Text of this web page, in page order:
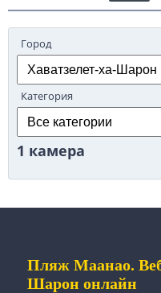
Город
Категория
1 камера
Пляж Маанао.
Шарон онлайн